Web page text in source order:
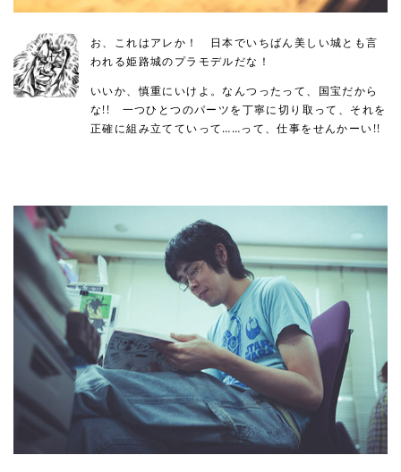
お、これはアレか！ 日本でいちばん美しい城とも言
われる姫路城のプラモデルだな！
いいか、慎重にいけよ。なんつったって、国宝だから
な!! 一つひとつのパーツを丁寧に切り取って、それを
正確に組み立てていって……って、仕事をせんかーい!!